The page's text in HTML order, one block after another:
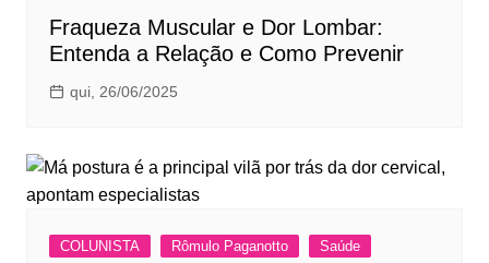
Fraqueza Muscular e Dor Lombar:
Entenda a Relação e Como Prevenir
qui, 26/06/2025
COLUNISTA Rômulo Paganotto
Saúde